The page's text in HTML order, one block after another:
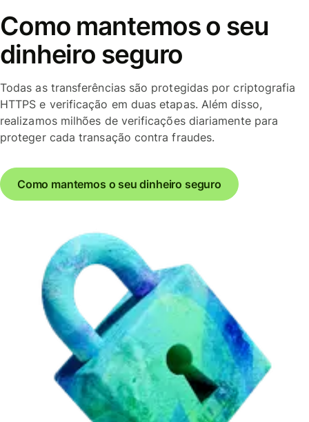
Como mantemos o seu
dinheiro seguro
Todas as transferências são protegidas por criptografia
HTTPS e verificação em duas etapas. Além disso,
realizamos milhões de verificações diariamente para
proteger cada transação contra fraudes.
Como mantemos o seu dinheiro seguro